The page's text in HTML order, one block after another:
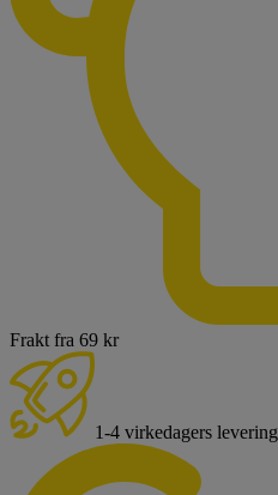
Frakt fra 69 kr
1-4 virkedagers levering